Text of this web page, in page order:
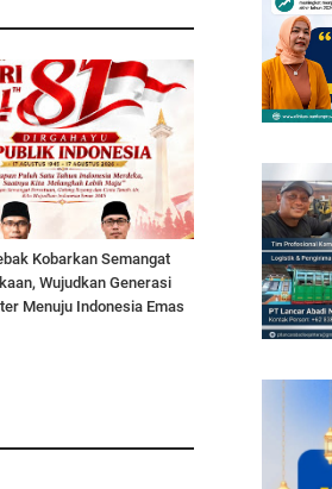
Kobarkan Semangat
Wujudkan Generasi
Menuju Indonesia Emas